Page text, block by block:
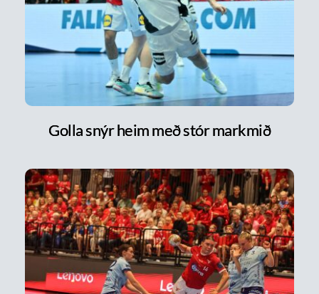
Golla snýr heim með stór markmið